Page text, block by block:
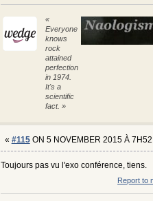
«
Everyone
knows
rock
attained
perfection
in 1974.
It's a
scientific
fact. »
« #115ON 5 NOVEMBER 2015 À
Toujours pas vu l'exo conférence, tiens.
Report to